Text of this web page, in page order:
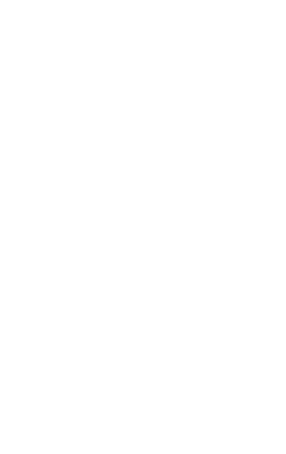
Use the Previous and Next